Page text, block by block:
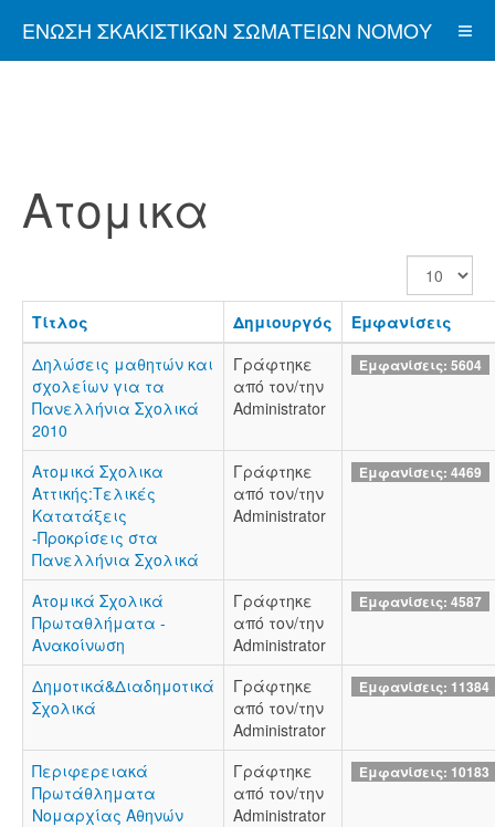
ΈΝΩΣΗ ΣΚΑΚΙΣΤΙΚΏΝ ΣΩΜΑΤΕΊΩΝ ΝΟΜΟΎ
Ατομικα
Εμφάνιση
#
Τίτλος
Δημιουργός
Εμφανίσεις
Δηλώσεις μαθητών και
σχολείων για τα
Πανελλήνια Σχολικά
2010
Γράφτηκε
από τον/την
Administrator
Εμφανίσεις: 5604
Ατομικά Σχολικα
Αττικής:Τελικές
Κατατάξεις
-Προκρίσεις στα
Πανελλήνια Σχολικά
Γράφτηκε
από τον/την
Administrator
Εμφανίσεις: 4469
Ατομικά Σχολικά
Πρωταθλήματα -
Ανακοίνωση
Γράφτηκε
από τον/την
Administrator
Εμφανίσεις: 4587
Δημοτικά&Διαδημοτικά
Σχολικά
Γράφτηκε
από τον/την
Administrator
Εμφανίσεις: 11384
Περιφερειακά
Πρωτάθληματα
Νομαρχίας Αθηνών
Γράφτηκε
από τον/την
Administrator
Εμφανίσεις: 10183